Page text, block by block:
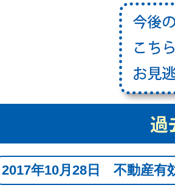
2017年10月28日 不動産有